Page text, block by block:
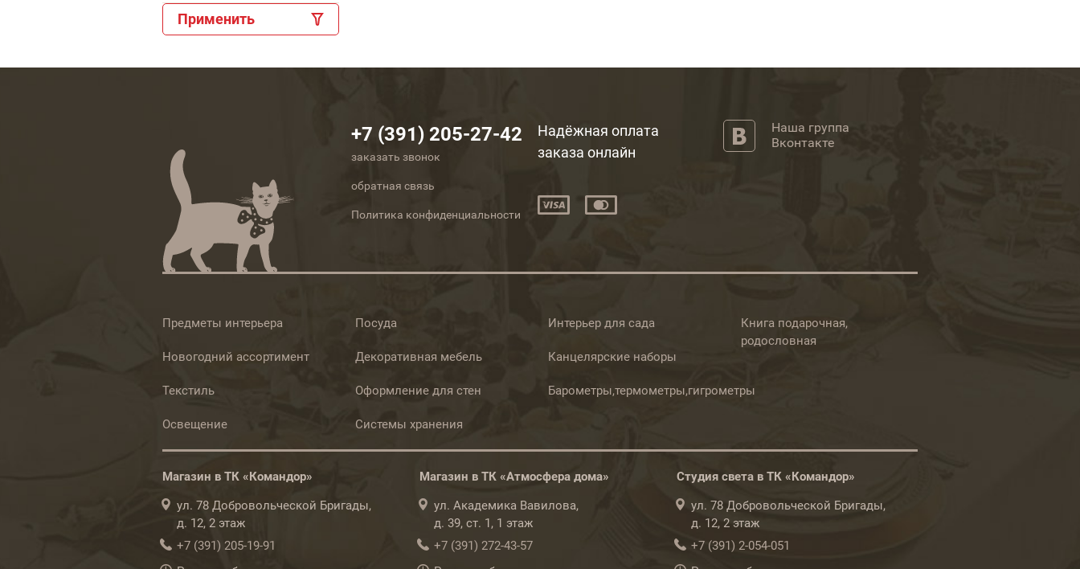
Применить
+7 (391) 205-27-42
заказать звонок
обратная связь
Политика конфиденциальности
Надёжная оплата
заказа онлайн
Наша группа
Вконтакте
Предметы интерьера
Новогодний ассортимент
Текстиль
Освещение
Посуда
Декоративная мебель
Оформление для стен
Системы хранения
Интерьер для сада
Канцелярские наборы
Барометры,термометры,гигрометры
Книга подарочная,
родословная
Магазин в ТК «Командор»
ул. 78 Добровольческой Бригады,
д. 12, 2 этаж
+7 (391) 205-19-91
Магазин в ТК «Атмосфера дома»
ул. Академика Вавилова,
д. 39, ст. 1, 1 этаж
+7 (391) 272-43-57
Студия света в ТК «Командор»
ул. 78 Добровольческой Бригады,
д. 12, 2 этаж
+7 (391) 2-054-051